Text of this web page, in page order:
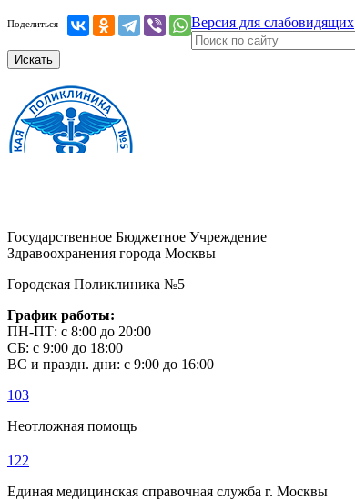
Поделиться Версия для слабовидящих
Искать
Государственное Бюджетное Учреждение
Здравоохранения города Москвы
Городская Поликлиника №5
График работы:
ПН-ПТ: с 8:00 до 20:00
СБ: с 9:00 до 18:00
ВС и праздн. дни: с 9:00 до 16:00
103
Неотложная помощь
122
Единая медицинская справочная служба г. Москвы